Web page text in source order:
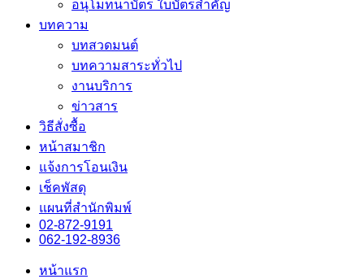
อนุโมทนาบัตร ใบบัตรสำคัญ
บทความ
บทสวดมนต์
บทความสาระทั่วไป
งานบริการ
ข่าวสาร
วิธีสั่งซื้อ
หน้าสมาชิก
แจ้งการโอนเงิน
เช็คพัสดุ
แผนที่สำนักพิมพ์
02-872-9191
062-192-8936
หน้าแรก